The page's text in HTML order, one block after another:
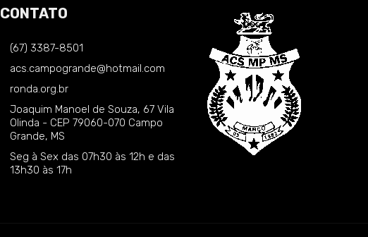
CONTATO
(67) 3387-8501
acs.campogrande@hotmail.com
ronda.org.br
Joaquim Manoel de Souza, 67 Vila
Olinda - CEP 79060-070 Campo
Grande, MS
Seg à Sex das 07h30 às 12h e das
13h30 às 17h